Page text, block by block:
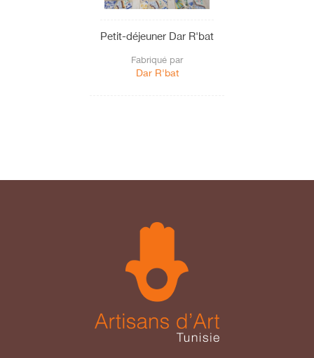
Petit-déjeuner Dar R'bat
Fabriqué par
Dar R'bat